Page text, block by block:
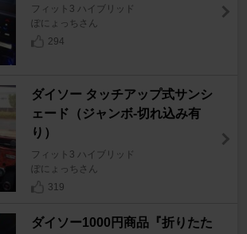
フィット3 ハイブリッド
ぽにょっちさん
294
ダイソー タッチアップ式サンシ
ェード（ジャンボ-切れ込み有
り）
フィット3 ハイブリッド
ぽにょっちさん
319
ダイソー1000円商品『折りたた